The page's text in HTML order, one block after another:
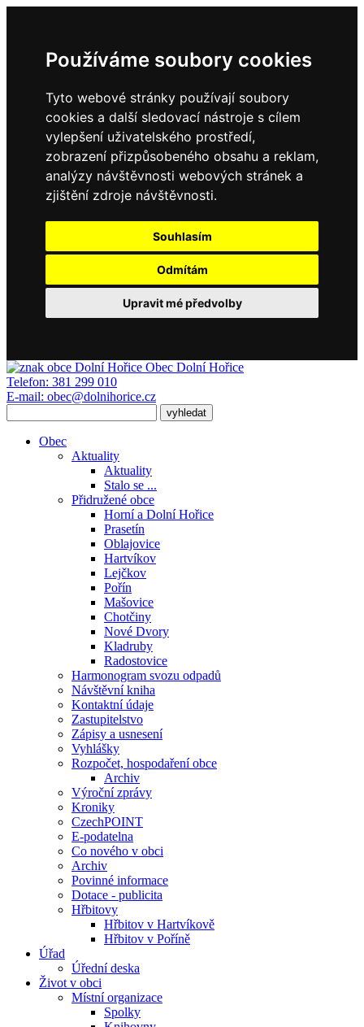
Používáme soubory cookies
Tyto webové stránky používají soubory
cookies a další sledovací nástroje s cílem
vylepšení uživatelského prostředí,
zobrazení přizpůsobeného obsahu a reklam,
analýzy návštěvnosti webových stránek a
zjištění zdroje návštěvnosti.
Souhlasím
Odmítám
Upravit mé předvolby
Obec Dolní Hořice
Telefon: 381 299 010
E-mail: obec@dolnihorice.cz
Obec
Aktuality
Aktuality
Stalo se ...
Přidružené obce
Horní a Dolní Hořice
Prasetín
Oblajovice
Hartvíkov
Lejčkov
Pořín
Mašovice
Chotčiny
Nové Dvory
Kladruby
Radostovice
Harmonogram svozu odpadů
Návštěvní kniha
Kontaktní údaje
Zastupitelstvo
Zápisy a usnesení
Vyhlášky
Rozpočet, hospodaření obce
Archiv
Výroční zprávy
Kroniky
CzechPOINT
E-podatelna
Co nového v obci
Archiv
Povinné informace
Dotace - publicita
Hřbitovy
Hřbitov v Hartvíkově
Hřbitov v Poříně
Úřad
Úřední deska
Život v obci
Místní organizace
Spolky